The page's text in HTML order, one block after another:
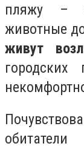
пляжу –
животные
живут